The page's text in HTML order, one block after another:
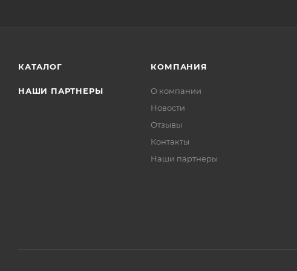
КАТАЛОГ
НАШИ ПАРТНЕРЫ
КОМПАНИЯ
О компании
Новости
Отзывы
Контакты
Наши партнеры